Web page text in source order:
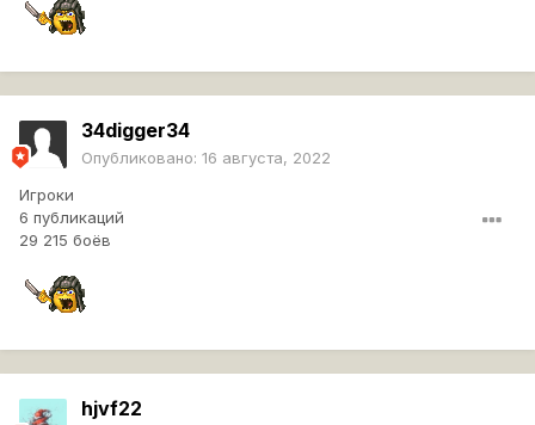
34digger34
Опубликовано: 16 августа, 2022
Игроки
6 публикаций
29 215 боёв
hjvf22